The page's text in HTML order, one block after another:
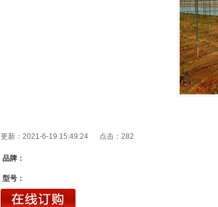
更新：2021-6-19 15:49:24 点击： 282
品牌：
型号：